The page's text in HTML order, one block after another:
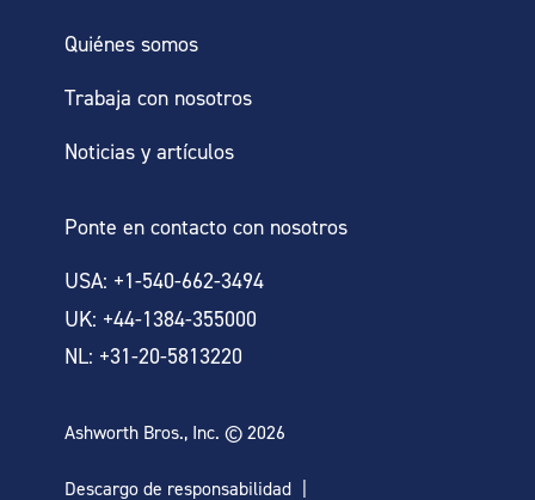
Quiénes somos
Trabaja con nosotros
Noticias y artículos
Ponte en contacto con nosotros
USA: +1-540-662-3494
UK: +44-1384-355000
NL: +31-20-5813220
Ashworth Bros., Inc. © 2026
Descargo de responsabilidad